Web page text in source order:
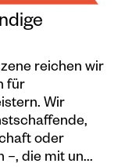
reichen wir
für
Wir
oder
die mit un...